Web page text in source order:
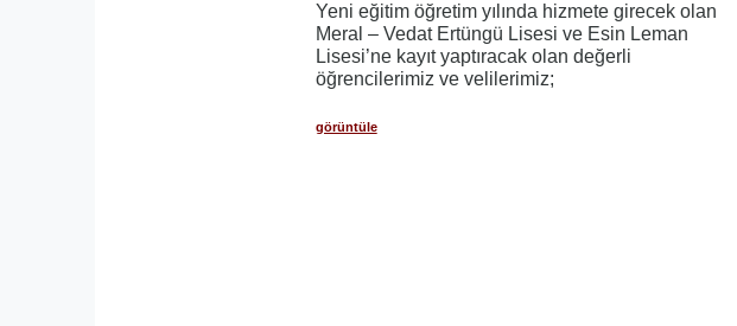
Yeni eğitim öğretim yılında hizmete girecek olan
Meral – Vedat Ertüngü Lisesi ve Esin Leman
Lisesi’ne kayıt yaptıracak olan değerli
öğrencilerimiz ve velilerimiz;
görüntüle